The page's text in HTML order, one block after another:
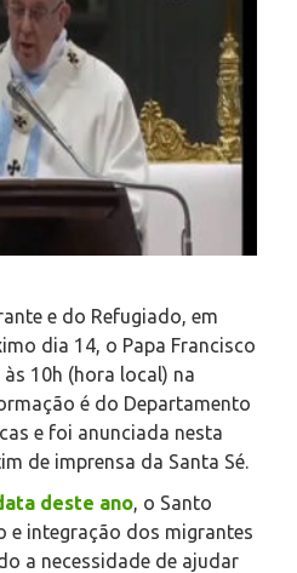
e do Refugiado, em
dia 14, o Papa Francisco
10h (hora local) na
é do Departamento
e foi anunciada nesta
de imprensa da Santa Sé.
deste ano, o Santo
e integração dos migrantes
a necessidade de ajudar